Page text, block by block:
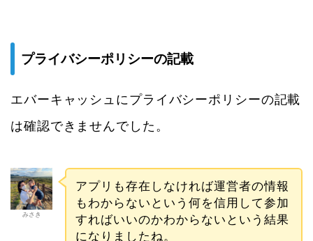
プライバシーポリシーの記載
エバーキャッシュにプライバシーポリシーの記載
は確認できませんでした。
みさき
アプリも存在しなければ運営者の情報
もわからないという何を信用して参加
すればいいのかわからないという結果
になりましたね。